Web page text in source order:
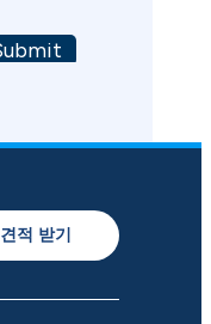
견적 받기